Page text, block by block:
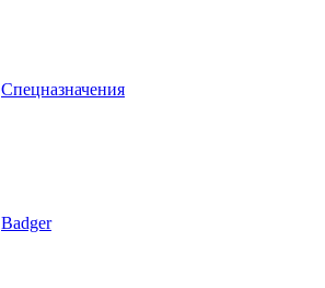
Спецназначения
Badger